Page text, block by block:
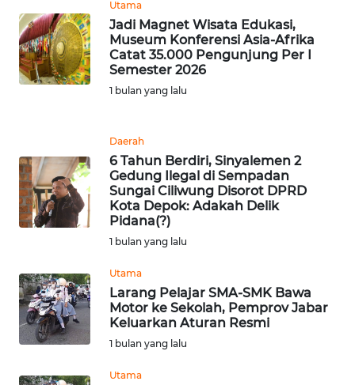
Utama
Jadi Magnet Wisata Edukasi,
Museum Konferensi Asia-Afrika
Catat 35.000 Pengunjung Per I
Semester 2026
1 bulan yang lalu
Daerah
6 Tahun Berdiri, Sinyalemen 2
Gedung Ilegal di Sempadan
Sungai Ciliwung Disorot DPRD
Kota Depok: Adakah Delik
Pidana(?)
1 bulan yang lalu
Utama
Larang Pelajar SMA-SMK Bawa
Motor ke Sekolah, Pemprov Jabar
Keluarkan Aturan Resmi
1 bulan yang lalu
Utama
KALSEL
WN
KALTIM
WN
GORONTALO
WN
MALUKU
MALUT